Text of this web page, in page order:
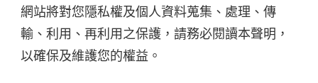
網站將對您隱私權及個人資料蒐集、處理、傳
輸、利用、再利用之保護，請務必閱讀本聲明，
以確保及維護您的權益。